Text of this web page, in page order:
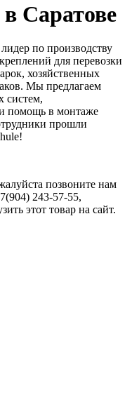
Саратове
по производству
для перевозки
хозяйственных
Мы предлагаем
систем,
помощь в монтаже
прошли
позвоните нам
243-57-55,
этот товар на сайт.